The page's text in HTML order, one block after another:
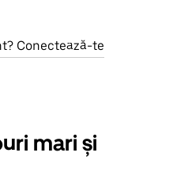
Conectează-te
mari și